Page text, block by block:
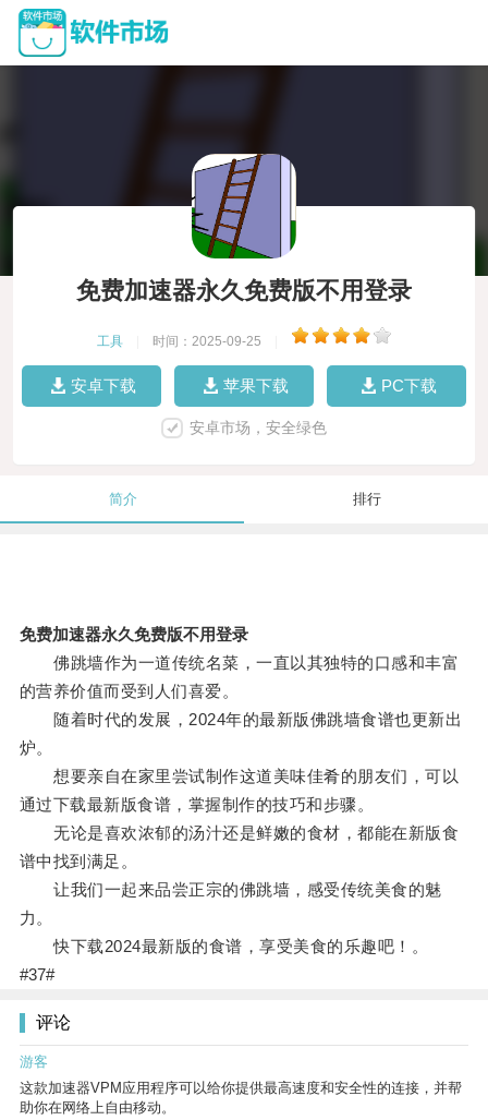
免费加速器永久免费版不用登录
工具 时间：2025-09-25
安卓下载 苹果下载 PC下载
安卓市场，安全绿色
简介 排行
免费加速器永久免费版不用登录
佛跳墙作为一道传统名菜，一直以其独特的口感和丰富
的营养价值而受到人们喜爱。
随着时代的发展，2024年的最新版佛跳墙食谱也更新出
炉。
想要亲自在家里尝试制作这道美味佳肴的朋友们，可以
通过下载最新版食谱，掌握制作的技巧和步骤。
无论是喜欢浓郁的汤汁还是鲜嫩的食材，都能在新版食
谱中找到满足。
让我们一起来品尝正宗的佛跳墙，感受传统美食的魅
力。
快下载2024最新版的食谱，享受美食的乐趣吧！。
#37#
评论
游客
这款加速器VPM应用程序可以给你提供最高速度和安全性的连接，并帮
助你在网络上自由移动。